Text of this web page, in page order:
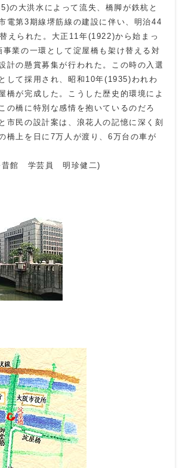
の大洪水によって流失、橋脚が鉄杭と
電第3期線堺筋線の建設に伴い、明治44
えられた。大正11年(1922)から始まっ
事業の一環として淀屋橋も架け替える対
計の懸賞募集が行われた。この時の入選
して採用され、昭和10年(1935)われわ
橋が完成した。こうした歴史的環境によ
の橋に特別な感情を抱いているのだろ
市民の設計案は、浪花人の記憶に深く刻
橋上を日に7万人が渡り、6万台の車が
昔館 学芸員 明珍健二)